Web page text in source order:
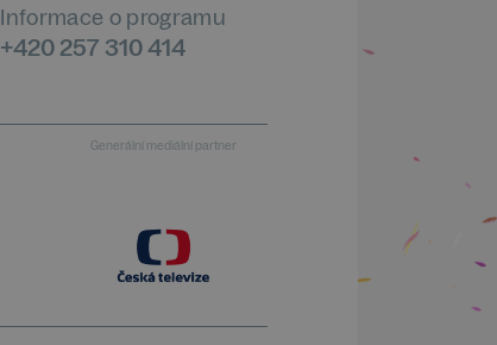
Informace o programu
+420 257 310 414
Generální mediální partner